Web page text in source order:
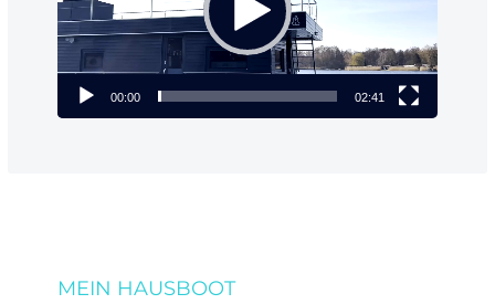
00:00 02:41
MEIN HAUSBOOT